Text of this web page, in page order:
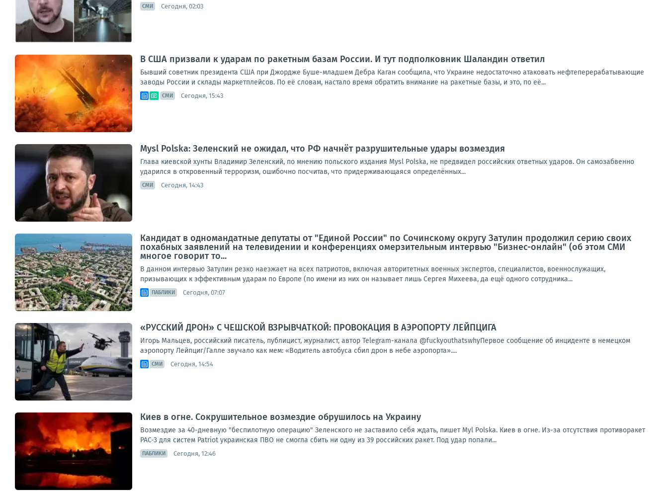
СМИ Сегодня, 02:03
В США призвали к ударам по ракетным базам России. И тут подполковник Шаландин ответил
Бывший советник президента США при Джордже Буше-младшем Дебра Каган сообщила, что Украине недостаточно атаковать нефтеперерабатывающие
заводы России и склады маркетплейсов. По её словам, настало время обратить внимание на ракетные базы, и это, по её...
СМИ Сегодня, 15:43
Mysl Polska: Зеленский не ожидал, что РФ начнёт разрушительные удары возмездия
Глава киевской хунты Владимир Зеленский, по мнению польского издания Mysl Polska, не предвидел российских ответных ударов. Он самозабвенно
ударился в откровенный терроризм, ошибочно посчитав, что придерживающаяся определённых...
СМИ Сегодня, 14:43
Кандидат в одномандатные депутаты от "Единой России" по Сочинскому округу Затулин продолжил серию своих
похабных заявлений на телевидении и конференциях омерзительным интервью "Бизнес-онлайн" (об этом СМИ
многое говорит то...
В данном интервью Затулин резко наезжает на всех патриотов, включая авторитетных военных экспертов, специалистов, военнослужащих,
призывающих к эффективным ударам по Европе (по имени из них он называет лишь Сергея Михеева, да ещё одного сотрудника...
ПАБЛИКИ Сегодня, 07:07
«РУССКИЙ ДРОН» С ЧЕШСКОЙ ВЗРЫВЧАТКОЙ: ПРОВОКАЦИЯ В АЭРОПОРТУ ЛЕЙПЦИГА
Игорь Мальцев, российский писатель, публицист, журналист, автор Telegram-канала @fuckyouthatswhyПервое сообщение об инциденте в немецком
аэропорту Лейпциг/Галле звучало как мем: «Водитель автобуса сбил дрон в небе аэропорта»....
СМИ Сегодня, 14:54
Киев в огне. Сокрушительное возмездие обрушилось на Украину
Возмездие за 40-дневную "беспилотную операцию" Зеленского не заставило себя ждать, пишет Myl Polska. Киев в огне. Из-за отсутствия противоракет
PAC-3 для систем Patriot украинская ПВО не смогла сбить ни одну из 39 российских ракет. Под удар попали...
ПАБЛИКИ Сегодня, 12:46